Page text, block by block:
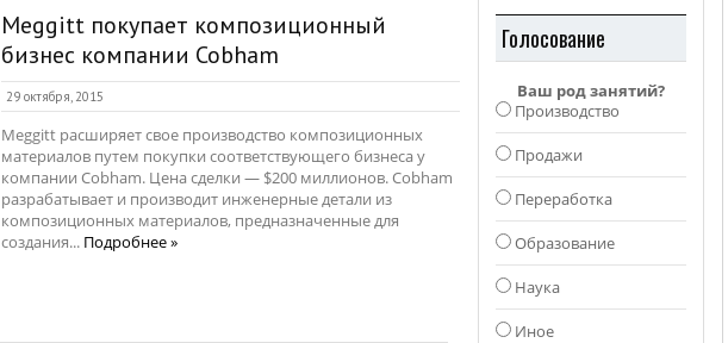
Meggitt покупает композиционный
бизнес компании Cobham
29 октября, 2015
Meggitt расширяет свое производство композиционных
материалов путем покупки соответствующего бизнеса у
компании Cobham. Цена сделки — $200 миллионов. Cobham
разрабатывает и производит инженерные детали из
композиционных материалов, предназначенные для
создания... Подробнее »
Голосование
Ваш род занятий?
Производство
Продажи
Переработка
Образование
Наука
Иное